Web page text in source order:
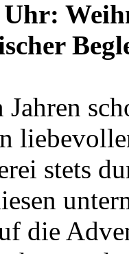
Uhr:
Jahren
stets
die